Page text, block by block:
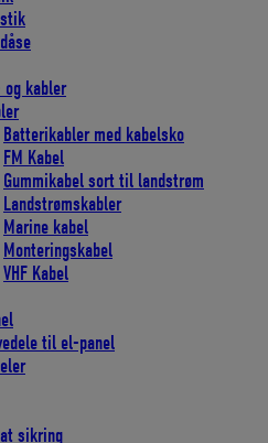
kabler
Batterikabler med kabelsko
FM Kabel
Gummikabel sort til landstrøm
Landstrømskabler
Marine kabel
Monteringskabel
VHF Kabel
til el-panel
sikring